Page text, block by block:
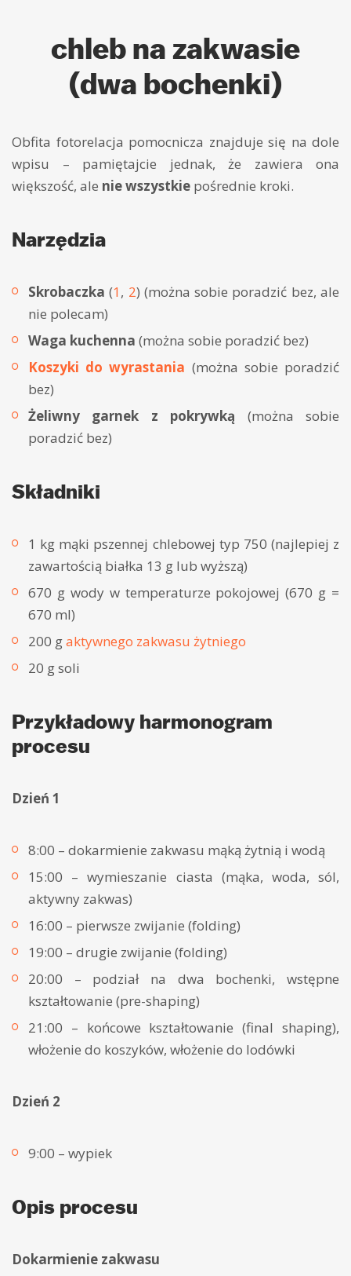
chleb na zakwasie
(dwa bochenki)
Obfita fotorelacja pomocnicza znajduje się na dole
wpisu – pamiętajcie jednak, że zawiera ona
większość, ale nie wszystkie pośrednie kroki.
Narzędzia
Skrobaczka(1, 2) (można sobie poradzić bez, ale
nie polecam)
Waga kuchenna (można sobie poradzić bez)
Koszyki do wyrastania (można sobie poradzić
bez)
Żeliwny garnek z pokrywką (można sobie
poradzić bez)
Składniki
1 kg mąki pszennej chlebowej typ 750 (najlepiej z
zawartością białka 13 g lub wyższą)
670 g wody w temperaturze pokojowej (670 g =
670 ml)
200 gaktywnego zakwasu żytniego
20 g soli
Przykładowy harmonogram
procesu
Dzień 1
8:00 – dokarmienie zakwasu mąką żytnią i wodą
15:00 – wymieszanie ciasta (mąka, woda, sól,
aktywny zakwas)
16:00 – pierwsze zwijanie (folding)
19:00 – drugie zwijanie (folding)
20:00 – podział na dwa bochenki, wstępne
kształtowanie (pre-shaping)
21:00 – końcowe kształtowanie (final shaping),
włożenie do koszyków, włożenie do lodówki
Dzień 2
9:00 – wypiek
Opis procesu
Dokarmienie zakwasu